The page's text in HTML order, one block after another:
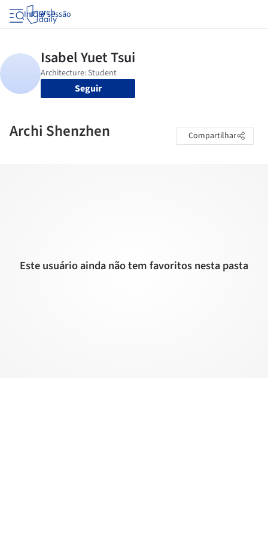
Iniciar sessão
Seguir
Archi Shenzhen Compartilhar
Este usuário ainda não tem favoritos nesta pasta